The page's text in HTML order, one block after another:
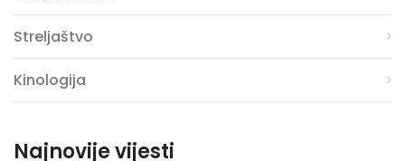
Streljaštvo
Kinologija
Najnovije vijesti